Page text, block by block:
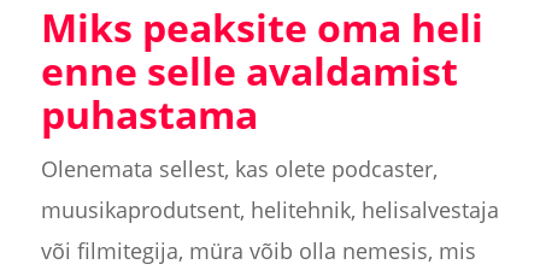
Miks peaksite oma heli
enne selle avaldamist
puhastama
Olenemata sellest, kas olete podcaster,
muusikaprodutsent, helitehnik, helisalvestaja
või filmitegija, müra võib olla nemesis, mis